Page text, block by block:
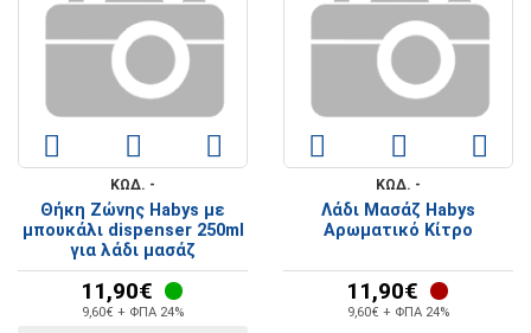
ΚΩΔ. -
Θήκη Ζώνης Habys με
μπουκάλι dispenser 250ml
για λάδι μασάζ
11,90€
9,60€ + ΦΠΑ 24%
ΚΩΔ. -
Λάδι Μασάζ Habys
Αρωματικό Κίτρο
11,90€
9,60€ + ΦΠΑ 24%